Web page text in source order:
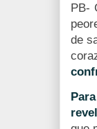
PB-
de